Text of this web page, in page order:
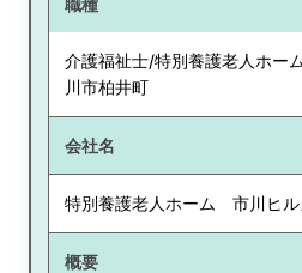
介護福祉士/特別養護老人ホー
川市柏井町
会社名
特別養護老人ホーム 市川ヒル
概要